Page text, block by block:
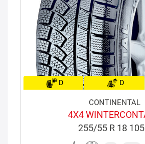
D D
CONTINENTAL
4X4
255/55 R 18